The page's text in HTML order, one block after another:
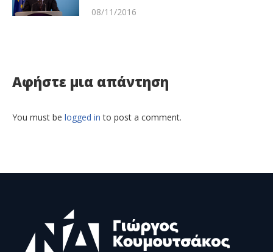
08/11/2016
Αφήστε μια απάντηση
You must be logged in to post a comment.